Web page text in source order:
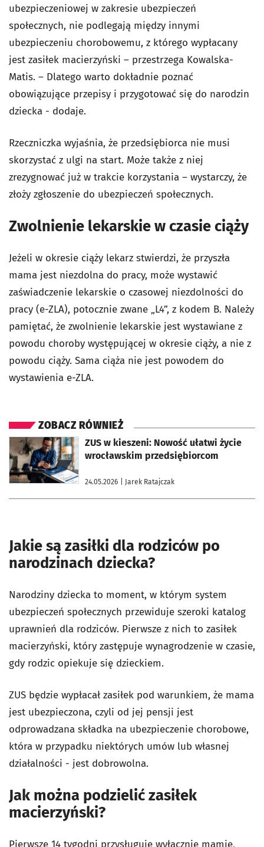
ubezpieczeniowej w zakresie ubezpieczeń
społecznych, nie podlegają między innymi
ubezpieczeniu chorobowemu, z którego wypłacany
jest zasiłek macierzyński – przestrzega Kowalska-
Matis. – Dlatego warto dokładnie poznać
obowiązujące przepisy i przygotować się do narodzin
dziecka - dodaje.
Rzeczniczka wyjaśnia, że przedsiębiorca nie musi
skorzystać z ulgi na start. Może także z niej
zrezygnować już w trakcie korzystania – wystarczy, że
złoży zgłoszenie do ubezpieczeń społecznych.
Zwolnienie lekarskie w czasie ciąży
Jeżeli w okresie ciąży lekarz stwierdzi, że przyszła
mama jest niezdolna do pracy, może wystawić
zaświadczenie lekarskie o czasowej niezdolności do
pracy (e-ZLA), potocznie zwane „L4”, z kodem B. Należy
pamiętać, że zwolnienie lekarskie jest wystawiane z
powodu choroby występującej w okresie ciąży, a nie z
powodu ciąży. Sama ciąża nie jest powodem do
wystawienia e-ZLA.
ZOBACZ RÓWNIEŻ
ZUS w kieszeni: Nowość ułatwi życie
wrocławskim przedsiębiorcom
24.05.2026 | Jarek Ratajczak
otworzy się w nowej karcie
Jakie są zasiłki dla rodziców po
narodzinach dziecka?
Narodziny dziecka to moment, w którym system
ubezpieczeń społecznych przewiduje szeroki katalog
uprawnień dla rodziców. Pierwsze z nich to zasiłek
macierzyński, który zastępuje wynagrodzenie w czasie,
gdy rodzic opiekuje się dzieckiem.
ZUS będzie wypłacał zasiłek pod warunkiem, że mama
jest ubezpieczona, czyli od jej pensji jest
odprowadzana składka na ubezpieczenie chorobowe,
która w przypadku niektórych umów lub własnej
działalności - jest dobrowolna.
Jak można podzielić zasiłek
macierzyński?
Pierwsze 14 tygodni przysługuje wyłącznie mamie,